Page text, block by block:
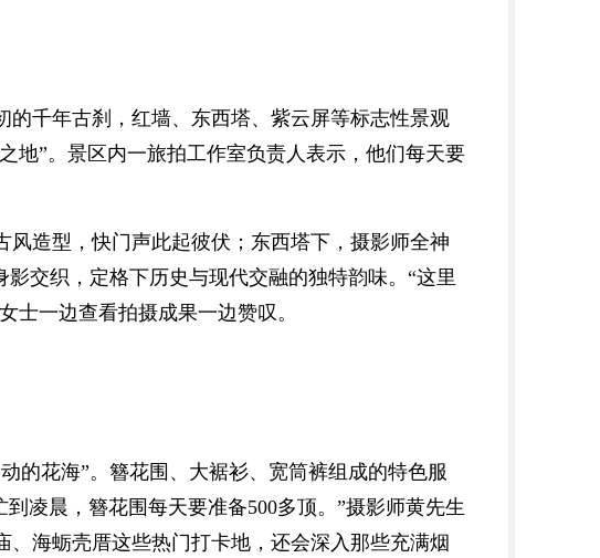
千年古刹，红墙、东西塔、紫云屏等标志性景观
地”。景区内一旅拍工作室负责人表示，他们每天要
造型，快门声此起彼伏；东西塔下，摄影师全神
交织，定格下历史与现代交融的独特韵味。“这里
士一边查看拍摄成果一边赞叹。
的花海”。簪花围、大裾衫、宽筒裤组成的特色服
凌晨，簪花围每天要准备500多顶。”摄影师黄先生
、海蛎壳厝这些热门打卡地，还会深入那些充满烟